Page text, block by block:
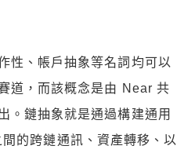
性、帳戶抽象等名詞均可以
道，而該概念是由 Near 共
。鏈抽象就是通過構建通用
的跨鏈通訊、資產轉移、以